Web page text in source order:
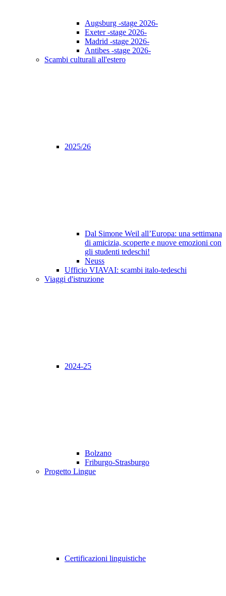
Augsburg -stage 2026-
Exeter -stage 2026-
Madrid -stage 2026-
Antibes -stage 2026-
Scambi culturali all'estero
2025/26
Dal Simone Weil all’Europa: una settimana
di amicizia, scoperte e nuove emozioni con
gli studenti tedeschi!
Neuss
Ufficio VIAVAI: scambi italo-tedeschi
Viaggi d'istruzione
2024-25
Bolzano
Friburgo-Strasburgo
Progetto Lingue
Certificazioni linguistiche